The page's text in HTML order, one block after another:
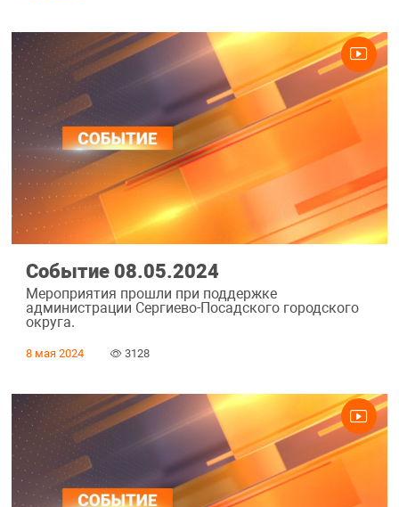
Событие 08.05.2024
Мероприятия прошли при поддержке
администрации Сергиево-Посадского городского
округа.
8 мая 2024 3128